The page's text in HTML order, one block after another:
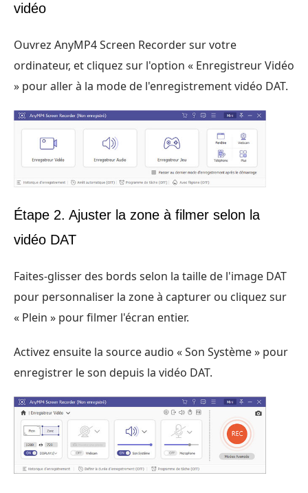
vidéo
Ouvrez AnyMP4 Screen Recorder sur votre
ordinateur, et cliquez sur l'option « Enregistreur Vidéo
» pour aller à la mode de l'enregistrement vidéo DAT.
Étape 2. Ajuster la zone à filmer selon la
vidéo DAT
Faites-glisser des bords selon la taille de l'image DAT
pour personnaliser la zone à capturer ou cliquez sur
« Plein » pour filmer l'écran entier.
Activez ensuite la source audio « Son Système » pour
enregistrer le son depuis la vidéo DAT.